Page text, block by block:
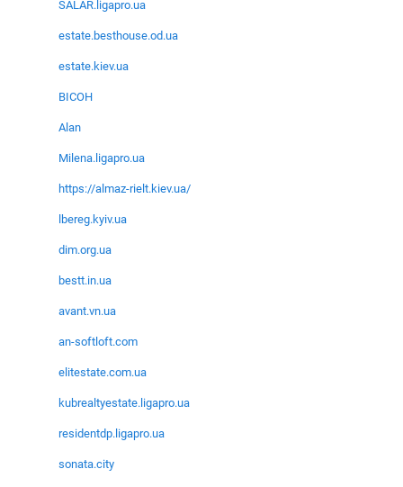
SALAR.ligapro.ua
estate.besthouse.od.ua
estate.kiev.ua
ВІСОН
Alan
Milena.ligapro.ua
https://almaz-rielt.kiev.ua/
lbereg.kyiv.ua
dim.org.ua
bestt.in.ua
avant.vn.ua
an-softloft.com
elitestate.com.ua
kubrealtyestate.ligapro.ua
residentdp.ligapro.ua
sonata.city